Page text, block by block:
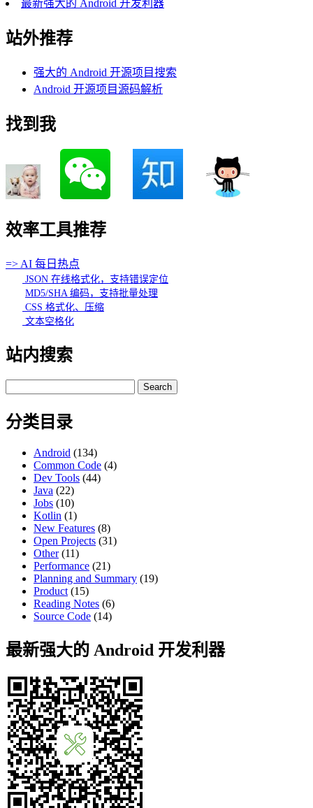
最新强大的 Android 开发利器
站外推荐
强大的 Android 开源项目搜索
Android 开源项目源码解析
找到我
效率工具推荐
=> AI 每日热点
JSON 在线格式化，支持错误定位
MD5/SHA 编码，支持批量处理
CSS 格式化、压缩
文本空格化
站内搜索
for:
分类目录
Android (134)
Common Code (4)
Dev Tools (44)
Java (22)
Jobs (10)
Kotlin (1)
New Features (8)
Open Projects (31)
Other(11)
Performance (21)
Planning and Summary (19)
Product (15)
Reading Notes (6)
Source Code (14)
最新强大的 Android 开发利器